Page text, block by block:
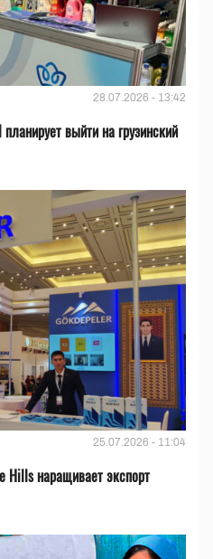
28.07.2026 - 13:42
выйти на грузинский
25.07.2026 - 11:04
Hills наращивает экспорт